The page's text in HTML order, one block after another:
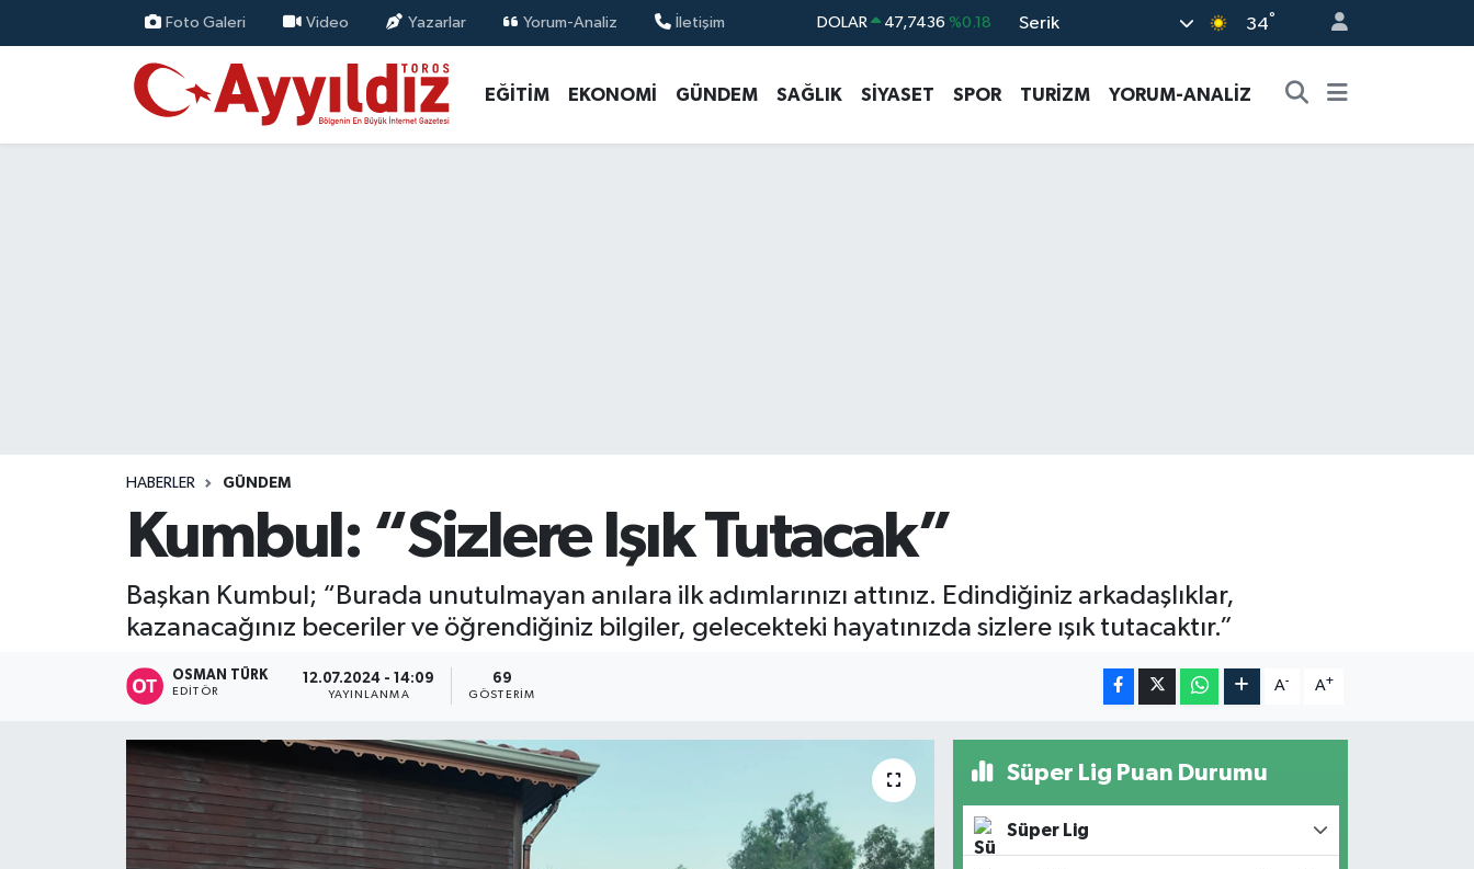
Foto Galeri Video Yazarlar Yorum-Analiz İletişim DOLAR 47,7436 %0.18
STERLİN 64,4811 %0.38
GRAM ALTIN 6660.55 %0.03
Serik 34°
EĞİTİM EKONOMİ GÜNDEM SAĞLIK SİYASET SPOR TURİZM YORUM-ANALİZ
HABERLER GÜNDEM
Kumbul: “Sizlere Işık Tutacak”
Başkan Kumbul; “Burada unutulmayan anılara ilk adımlarınızı attınız. Edindiğiniz arkadaşlıklar,
kazanacağınız beceriler ve öğrendiğiniz bilgiler, gelecekteki hayatınızda sizlere ışık tutacaktır.”
OSMAN TÜRK
EDITÖR
12.07.2024 - 14:09
YAYINLANMA
69
GÖSTERIM
A- A+
Süper Lig Puan Durumu
Süper Lig